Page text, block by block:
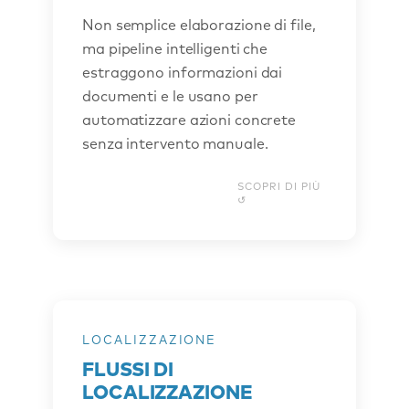
Non semplice elaborazione di file,
ma pipeline intelligenti che
estraggono informazioni dai
documenti e le usano per
automatizzare azioni concrete
senza intervento manuale.
SCOPRI DI PIÙ
Excel o immagini e li utilizziamo per
innescare azioni successive, come l’invio
automatico di solleciti di pagamento ai
clienti o l’invio di documenti fiscali ai
fornitori. L’obiettivo è creare catene di
automazione su misura che eliminano
LOCALIZZAZIONE
FLUSSI DI
LOCALIZZAZIONE
COSA FACCIAMO
Supportiamo i team di localizzazione in
ogni fase del flusso di lavoro: pre-